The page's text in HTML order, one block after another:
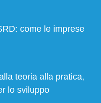
come le imprese
teoria alla pratica,
lo sviluppo